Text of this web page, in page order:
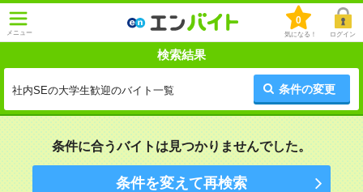
メニュー
0
気になる！ ログイン
検索結果
社内SEの大学生歓迎のバイト一覧 条件の変更
条件に合うバイトは見つかりませんでした。
条件を変えて再検索